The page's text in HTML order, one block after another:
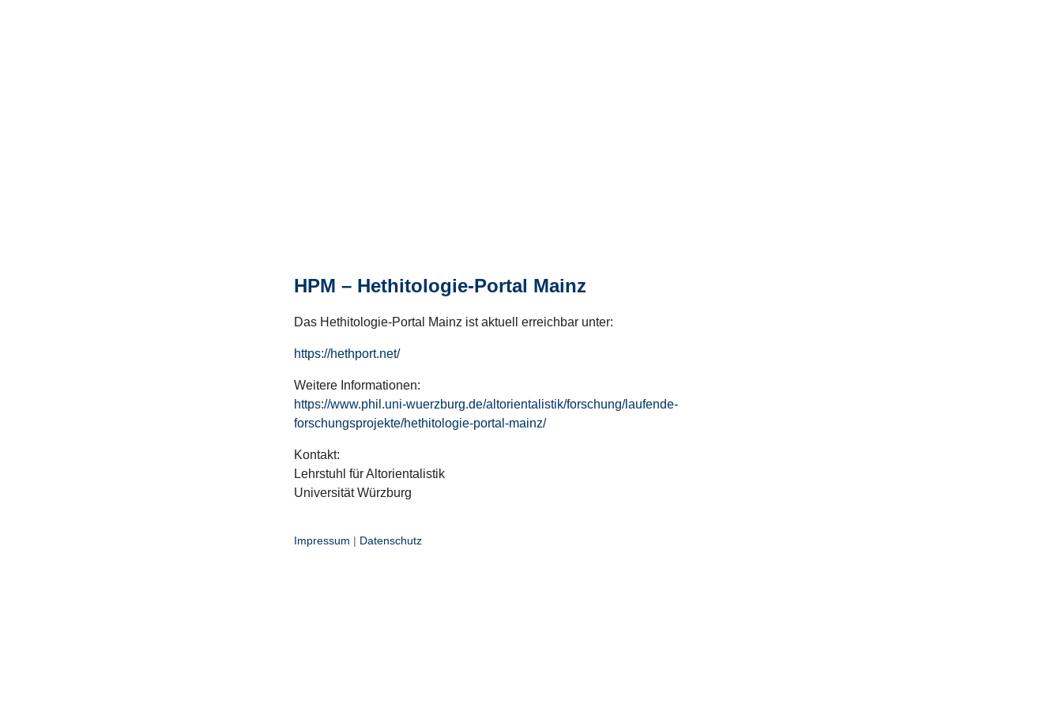
HPM – Hethitologie-Portal Mainz
Das Hethitologie-Portal Mainz ist aktuell erreichbar unter:
https://hethport.net/
Weitere Informationen:
https://www.phil.uni-wuerzburg.de/altorientalistik/forschung/laufende-
forschungsprojekte/hethitologie-portal-mainz/
Kontakt:
Lehrstuhl für Altorientalistik
Universität Würzburg
Impressum | Datenschutz